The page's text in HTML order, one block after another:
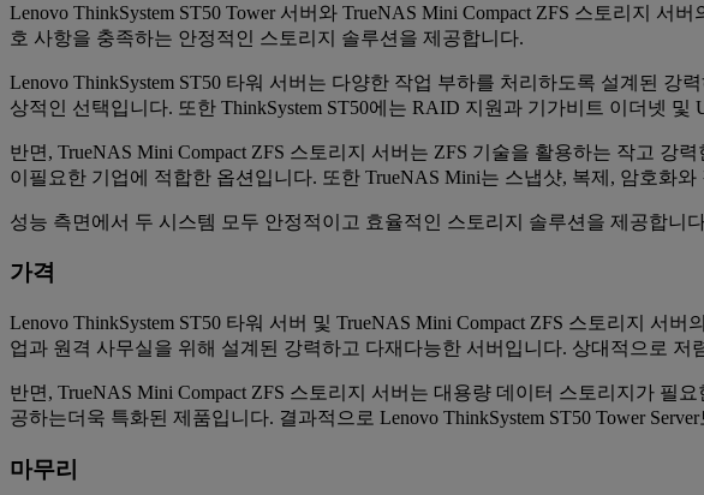
Lenovo ThinkSystem ST50 Tower 서버와 TrueNAS Mini Compact ZFS 스토리지
호 사항을 충족하는 안정적인 스토리지 솔루션을 제공합니다.
Lenovo ThinkSystem ST50 타워 서버는 다양한 작업 부하를 처리하도록 설계된
상적인 선택입니다. 또한 ThinkSystem ST50에는 RAID 지원과 기가비트 이더넷
반면, TrueNAS Mini Compact ZFS 스토리지 서버는 ZFS 기술을 활용하는 작고
이필요한 기업에 적합한 옵션입니다. 또한 TrueNAS Mini는 스냅샷, 복제, 암호화
성능 측면에서 두 시스템 모두 안정적이고 효율적인 스토리지 솔루션을 제공합니
가격
Lenovo ThinkSystem ST50 타워 서버 및 TrueNAS Mini Compact ZFS 스토리지 서
업과 원격 사무실을 위해 설계된 강력하고 다재다능한 서버입니다. 상대적으로
반면, TrueNAS Mini Compact ZFS 스토리지 서버는 대용량 데이터 스토리지가
공하는더욱 특화된 제품입니다. 결과적으로 Lenovo ThinkSystem ST50 Tower
마무리